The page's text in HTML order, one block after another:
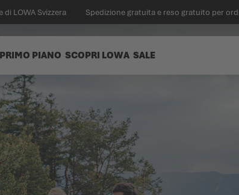
LOWA Svizzera Spedizione gratuita e reso gratuito per
PRIMO PIANO SCOPRI LOWA SALE